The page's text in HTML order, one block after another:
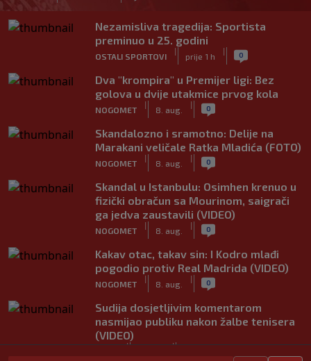
Nezamisliva tragedija: Sportista
preminuo u 25. godini
OSTALI SPORTOVI
|
prije 1 h
| 0
Dva "krompira" u Premijer ligi: Bez
golova u dvije utakmice prvog kola
NOGOMET
|
8. aug.
| 0
Skandalozno i sramotno: Delije na
Marakani veličale Ratka Mladića (FOTO)
NOGOMET
|
8. aug.
| 0
Skandal u Istanbulu: Osimhen krenuo u
fizički obračun sa Mourinom, saigrači
ga jedva zaustavili (VIDEO)
NOGOMET
|
8. aug.
| 0
Kakav otac, takav sin: I Kodro mlađi
pogodio protiv Real Madrida (VIDEO)
NOGOMET
|
8. aug.
| 0
Sudija dosjetljivim komentarom
nasmijao publiku nakon žalbe tenisera
(VIDEO)
| |